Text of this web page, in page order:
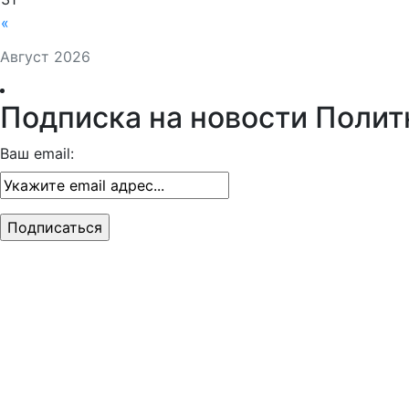
Август 2026
«
Подписка на новости
Ваш email: